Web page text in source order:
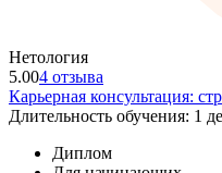
Нетология
5.004 отзыва
Карьерная консультация:
Длительность обучения: 1
Диплом